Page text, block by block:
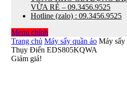
VỪA RẺ – 09.3456.9525
Hotline (zalo) : 09.3456.9525
Menu chính
Trang chủ Máy sấy quần áo Máy sấy
Thụy Điển EDS805KQWA
Giảm giá!